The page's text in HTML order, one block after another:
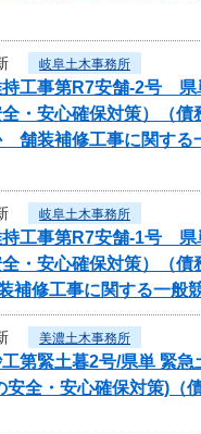
岐阜土木事務所
持工事第R7安舗-2号 県
・安心確保対策）（債
舗装補修工事に関する
岐阜土木事務所
持工事第R7安舗-1号 県
・安心確保対策）（債
修工事に関する一般
美濃土木事務所
工第緊土暮2号/県単 緊
安全・安心確保対策)